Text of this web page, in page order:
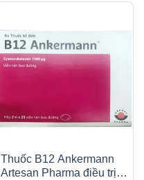
Thuốc B12 Ankermann
Artesan Pharma điều trị